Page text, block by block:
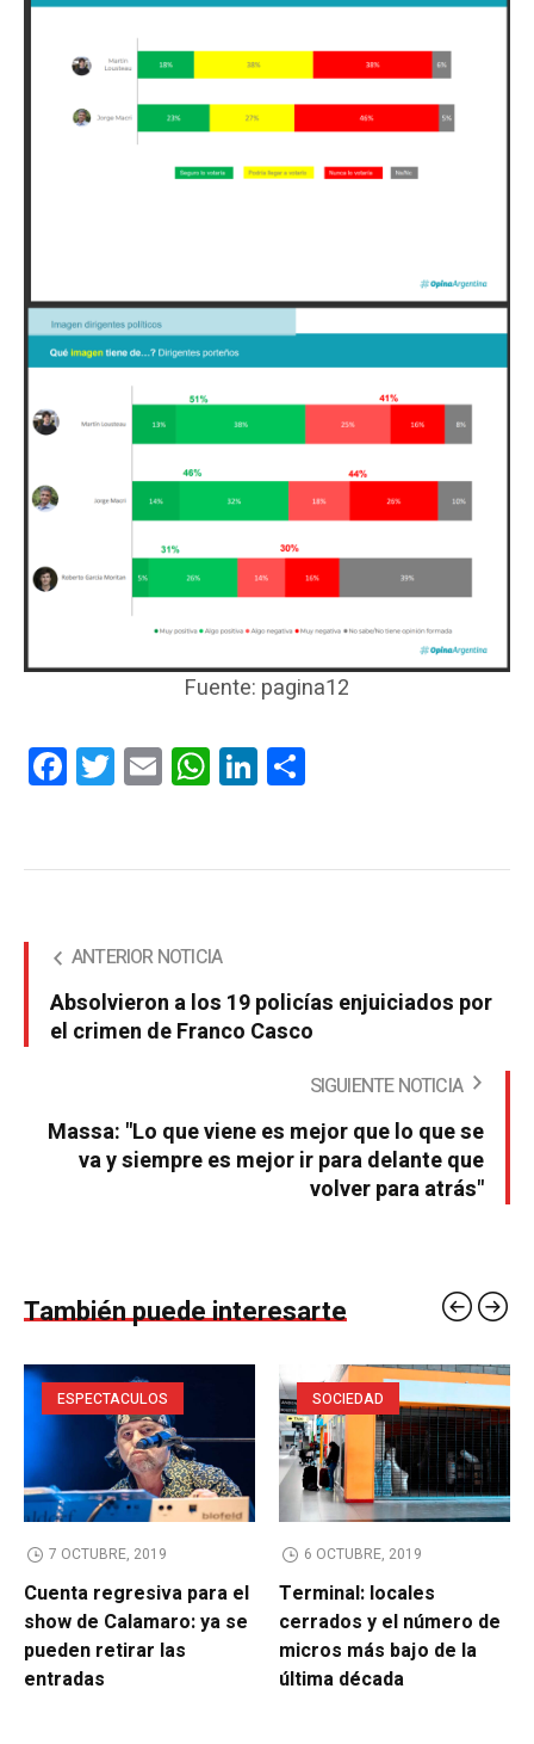
Fuente: pagina12
FacebookTwitterEmail WhatsAppLinkedIn
ANTERIOR NOTICIA
Absolvieron a los 19 policías enjuiciados por
el crimen de Franco Casco
SIGUIENTE NOTICIA
Massa: "Lo que viene es mejor que lo que se
va y siempre es mejor ir para delante que
volver para atrás"
También puede interesarte
ESPECTACULOS
7 OCTUBRE, 2019
Cuenta regresiva para el
show de Calamaro: ya se
pueden retirar las
entradas
SOCIEDAD
6 OCTUBRE, 2019
Terminal: locales
cerrados y el número de
micros más bajo de la
última década